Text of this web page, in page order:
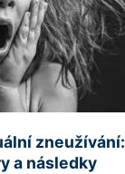
zneužívání:
a následky